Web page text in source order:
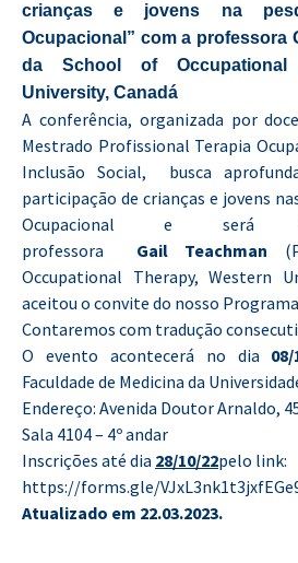
crianças e jovens na
Ocupacional” com a professora
da School of Occupational
University, Canadá
A conferência, organizada por
Mestrado Profissional Terapia
Inclusão Social, busca
participação de crianças e jovens
Ocupacional e será
professora Gail Teachman
Occupational Therapy, Western
aceitou o convite do nosso
Contaremos com tradução
O evento acontecerá no dia 08/
Faculdade de Medicina da
Endereço: Avenida Doutor Arnaldo,
Sala 4104 – 4º andar
Inscrições até dia 28/10/22pelo link:
https://forms.gle/
Atualizado em 22.03.2023.